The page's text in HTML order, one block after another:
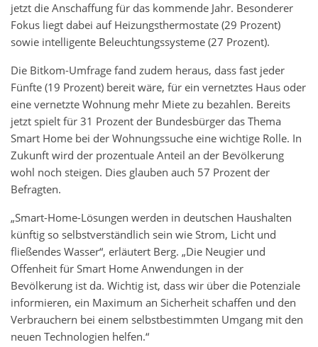
jetzt die Anschaffung für das kommende Jahr. Besonderer
Fokus liegt dabei auf Heizungsthermostate (29 Prozent)
sowie intelligente Beleuchtungssysteme (27 Prozent).
Die Bitkom-Umfrage fand zudem heraus, dass fast jeder
Fünfte (19 Prozent) bereit wäre, für ein vernetztes Haus oder
eine vernetzte Wohnung mehr Miete zu bezahlen. Bereits
jetzt spielt für 31 Prozent der Bundesbürger das Thema
Smart Home bei der Wohnungssuche eine wichtige Rolle. In
Zukunft wird der prozentuale Anteil an der Bevölkerung
wohl noch steigen. Dies glauben auch 57 Prozent der
Befragten.
„Smart-Home-Lösungen werden in deutschen Haushalten
künftig so selbstverständlich sein wie Strom, Licht und
fließendes Wasser“, erläutert Berg. „Die Neugier und
Offenheit für Smart Home Anwendungen in der
Bevölkerung ist da. Wichtig ist, dass wir über die Potenziale
informieren, ein Maximum an Sicherheit schaffen und den
Verbrauchern bei einem selbstbestimmten Umgang mit den
neuen Technologien helfen.“